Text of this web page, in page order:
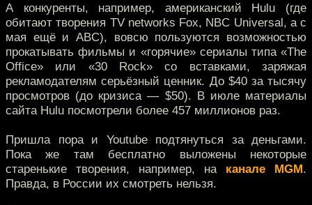
А конкуренты, например, американский Hulu (где
обитают творения TV networks Fox, NBC Universal, а с
мая ещё и ABC), вовсю пользуются возможностью
прокатывать фильмы и «горячие» сериалы типа «The
Office» или «30 Rock» со вставками, заряжая
рекламодателям серьёзный ценник. До $40 за тысячу
просмотров (до кризиса — $50). В июле материалы
сайта Hulu посмотрели более 457 миллионов раз.
Пришла пора и Youtube подтянуться за деньгами.
Пока же там бесплатно выложены некоторые
старенькие творения, например, на канале MGM.
Правда, в России их смотреть нельзя.